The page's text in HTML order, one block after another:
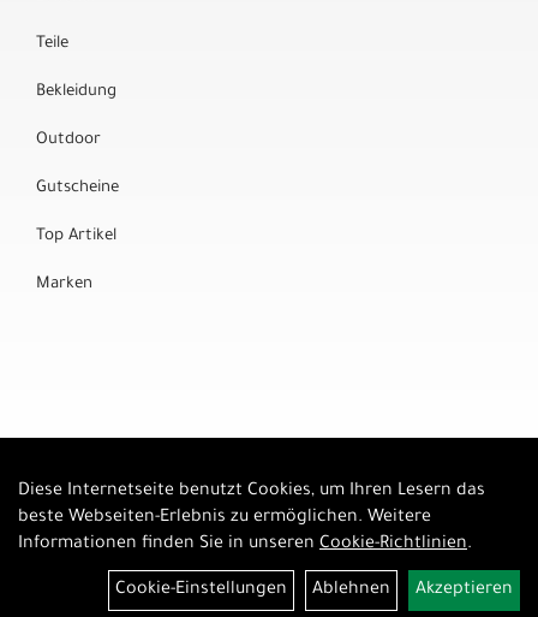
Teile
Bekleidung
Outdoor
Gutscheine
Top Artikel
Marken
Diese Internetseite benutzt Cookies, um Ihren Lesern das
beste Webseiten-Erlebnis zu ermöglichen. Weitere
Informationen finden Sie in unseren Cookie-Richtlinien.
Cookie-Einstellungen Ablehnen Akzeptieren
Auftrag widerrufen